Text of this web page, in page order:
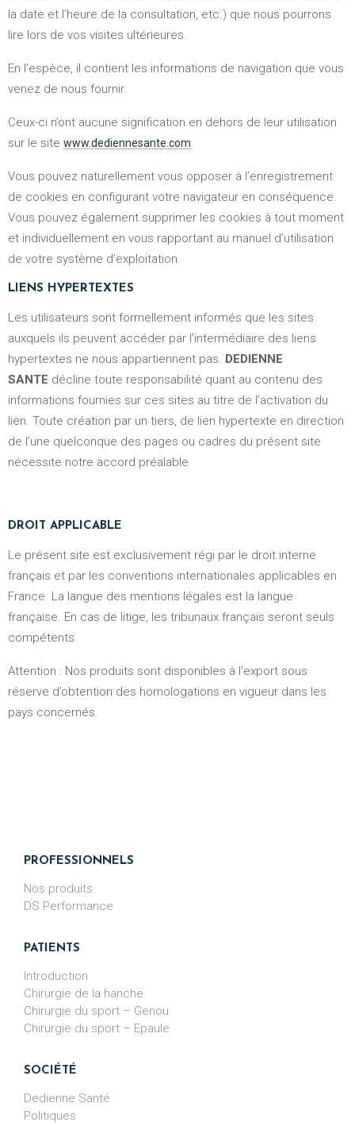
la date et l’heure de la consultation, etc.) que nous pourrons
lire lors de vos visites ultérieures.
En l’espèce, il contient les informations de navigation que vous
venez de nous fournir.
Ceux-ci n’ont aucune signification en dehors de leur utilisation
sur le site www.dediennesante.com.
Vous pouvez naturellement vous opposer à l’enregistrement
de cookies en configurant votre navigateur en conséquence.
Vous pouvez également supprimer les cookies à tout moment
et individuellement en vous rapportant au manuel d’utilisation
de votre système d’exploitation.
LIENS HYPERTEXTES
Les utilisateurs sont formellement informés que les sites
auxquels ils peuvent accéder par l’intermédiaire des liens
hypertextes ne nous appartiennent pas. DEDIENNE
SANTE décline toute responsabilité quant au contenu des
informations fournies sur ces sites au titre de l’activation du
lien. Toute création par un tiers, de lien hypertexte en direction
de l’une quelconque des pages ou cadres du présent site
nécessite notre accord préalable.
DROIT APPLICABLE
Le présent site est exclusivement régi par le droit interne
français et par les conventions internationales applicables en
France. La langue des mentions légales est la langue
française. En cas de litige, les tribunaux français seront seuls
compétents.
Attention : Nos produits sont disponibles à l’export sous
réserve d’obtention des homologations en vigueur dans les
pays concernés.
PROFESSIONNELS
Nos produits
DS Performance
PATIENTS
Introduction
Chirurgie de la hanche
Chirurgie du sport – Genou
Chirurgie du sport – Epaule
SOCIÉTÉ
Dedienne Santé
Politiques